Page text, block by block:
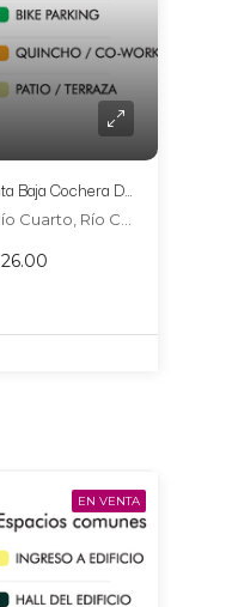
Bucare Libra, Estrada 540 Planta Baja Cochera DOBLE 10 y 11
26.00
EN VENTA